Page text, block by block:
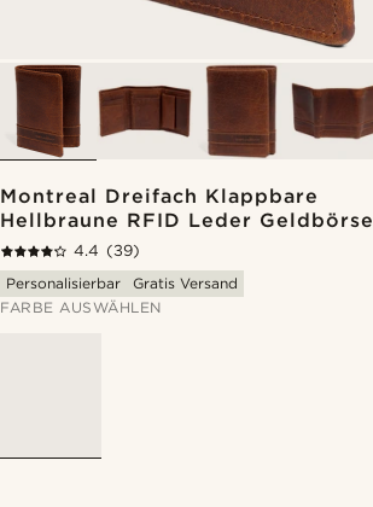
Montreal Dreifach Klappbare
Hellbraune RFID Leder Geldbörse
4.4 (39)
Personalisierbar
Gratis Versand
FARBE AUSWÄHLEN